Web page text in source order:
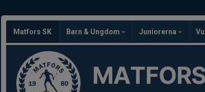
Matfors SK Barn & Ungdom Juniorerna